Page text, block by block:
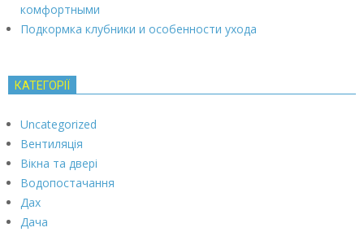
комфортными
Подкормка клубники и особенности ухода
КАТЕГОРІЇ
Uncategorized
Вентиляція
Вікна та двері
Водопостачання
Дах
Дача